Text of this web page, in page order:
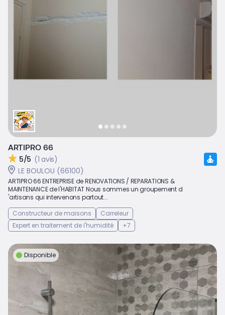
ARTIPRO 66
5/5 (1 avis)
LE BOULOU (66100)
ARTIPRO 66 ENTREPRISE de RENOVATIONS / REPARATIONS &
MAINTENANCE de l'HABITAT Nous sommes un groupement d
'artisans qui intervenons partout...
Constructeur de maisons
Carreleur
Expert en traitement de l'humidité
+7
Disponible